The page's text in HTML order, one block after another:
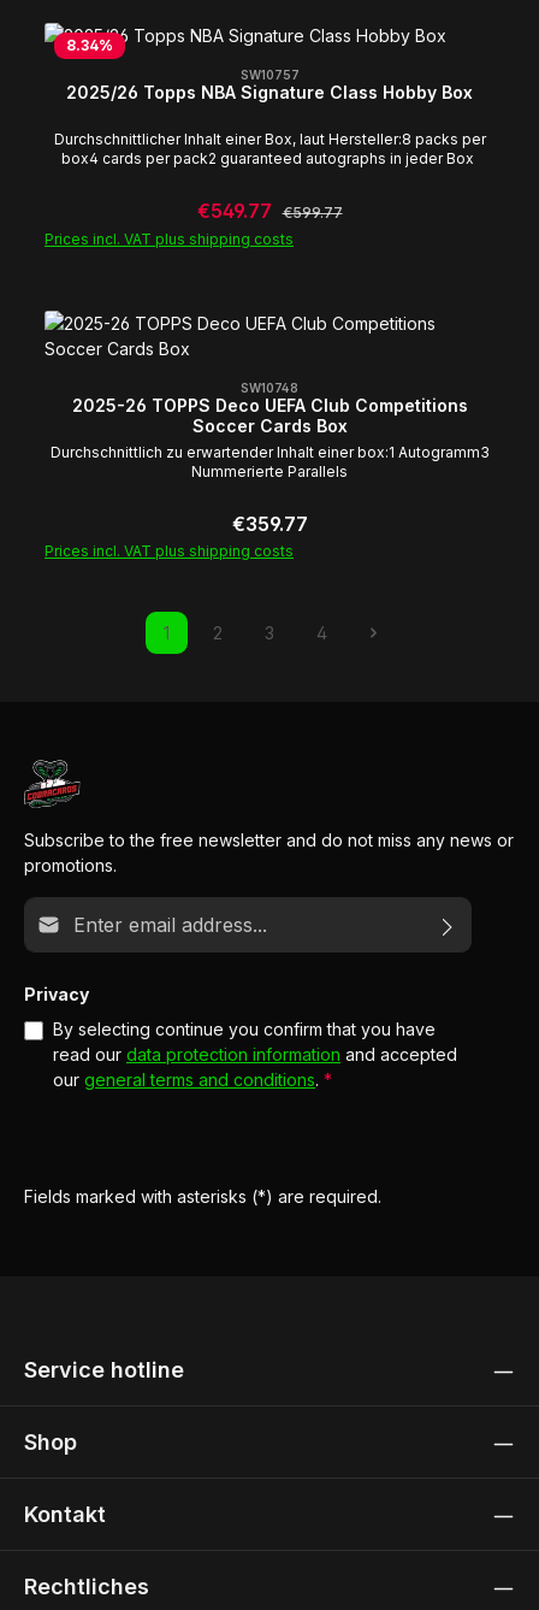
8.34%
SW10757
2025/26 Topps NBA Signature Class Hobby Box
Durchschnittlicher Inhalt einer Box, laut Hersteller:8 packs per
box4 cards per pack2 guaranteed autographs in jeder Box
Sale price:
€549.77 Regular price:
€599.77
Prices incl. VAT plus shipping costs
SW10748
2025-26 TOPPS Deco UEFA Club Competitions
Soccer Cards Box
Durchschnittlich zu erwartender Inhalt einer box:1 Autogramm3
Nummerierte Parallels
Regular price:
€359.77
Prices incl. VAT plus shipping costs
Page
1
Page
2
Page
3
Page
4
Subscribe to the free newsletter and do not miss any news or
promotions.
Email address*
Privacy
By selecting continue you confirm that you have
read our data protection information and accepted
our general terms and conditions. *
Fields marked with asterisks (*) are required.
Service hotline
Shop
Kontakt
Rechtliches